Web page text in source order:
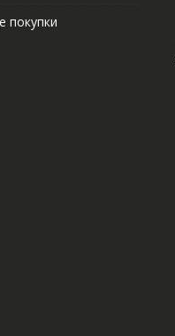
покупки